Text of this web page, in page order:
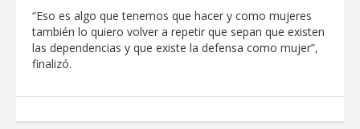
conmemorar el mes de las personas
adultas mayores
ESCUELA DE MÚSICA DEL SISTEMA DIF
Disney reconoce a nivel mundial talento
“Eso es algo que tenemos que hacer y como mujeres
también lo quiero volver a repetir que sepan que existen
las dependencias y que existe la defensa como mujer”,
finalizó.